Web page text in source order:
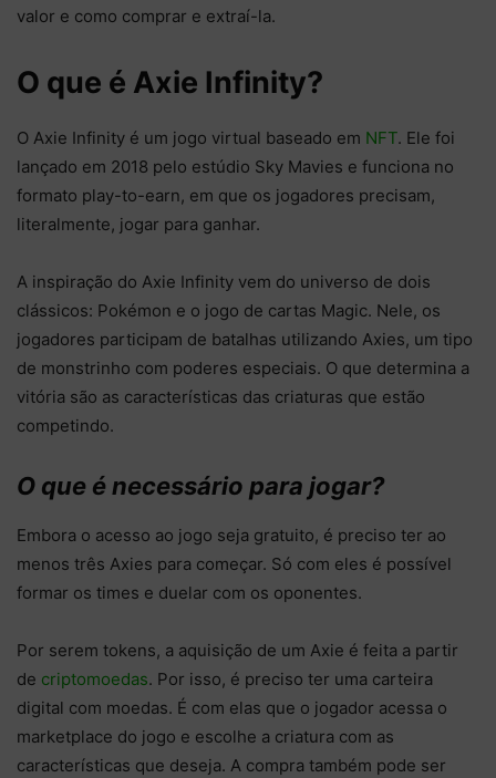
valor e como comprar e extraí-la.
O que é Axie Infinity?
O Axie Infinity é um jogo virtual baseado em NFT. Ele foi
lançado em 2018 pelo estúdio Sky Mavies e funciona no
formato play-to-earn, em que os jogadores precisam,
literalmente, jogar para ganhar.
A inspiração do Axie Infinity vem do universo de dois
clássicos: Pokémon e o jogo de cartas Magic. Nele, os
jogadores participam de batalhas utilizando Axies, um tipo
de monstrinho com poderes especiais. O que determina a
vitória são as características das criaturas que estão
competindo.
O que é necessário para jogar?
Embora o acesso ao jogo seja gratuito, é preciso ter ao
menos três Axies para começar. Só com eles é possível
formar os times e duelar com os oponentes.
Por serem tokens, a aquisição de um Axie é feita a partir
de criptomoedas. Por isso, é preciso ter uma carteira
digital com moedas. É com elas que o jogador acessa o
marketplace do jogo e escolhe a criatura com as
características que deseja. A compra também pode ser